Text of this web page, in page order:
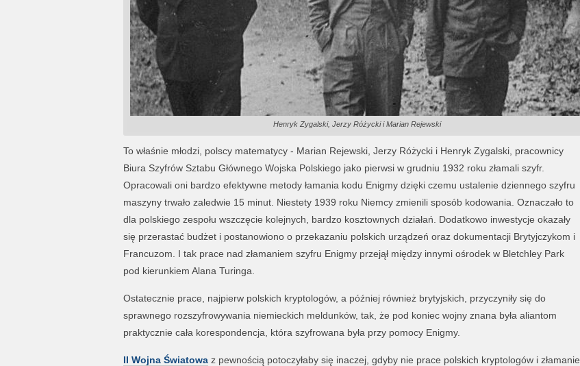
Henryk Zygalski, Jerzy Różycki i Marian Rejewski
To właśnie młodzi, polscy matematycy - Marian Rejewski, Jerzy Różycki i Henryk Zygalski, pracownicy
Biura Szyfrów Sztabu Głównego Wojska Polskiego jako pierwsi w grudniu 1932 roku złamali szyfr.
Opracowali oni bardzo efektywne metody łamania kodu Enigmy dzięki czemu ustalenie dziennego szyfru
maszyny trwało zaledwie 15 minut. Niestety 1939 roku Niemcy zmienili sposób kodowania. Oznaczało to
dla polskiego zespołu wszczęcie kolejnych, bardzo kosztownych działań. Dodatkowo inwestycje okazały
się przerastać budżet i postanowiono o przekazaniu polskich urządzeń oraz dokumentacji Brytyjczykom i
Francuzom. I tak prace nad złamaniem szyfru Enigmy przejął między innymi ośrodek w Bletchley Park
pod kierunkiem Alana Turinga.
Ostatecznie prace, najpierw polskich kryptologów, a później również brytyjskich, przyczyniły się do
sprawnego rozszyfrowywania niemieckich meldunków, tak, że pod koniec wojny znana była aliantom
praktycznie cała korespondencja, która szyfrowana była przy pomocy Enigmy.
II Wojna Światowaz pewnością potoczyłaby się inaczej, gdyby nie prace polskich kryptologów i złamanie